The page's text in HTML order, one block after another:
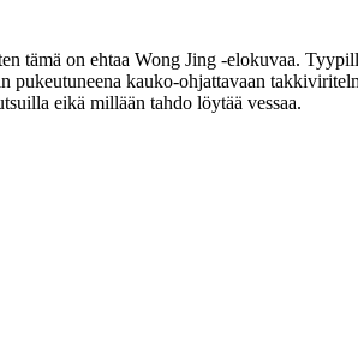
tämä on ehtaa Wong Jing ‑elokuvaa.
kauko-ohjattavaan
eikä millään tahdo löytää vessaa.